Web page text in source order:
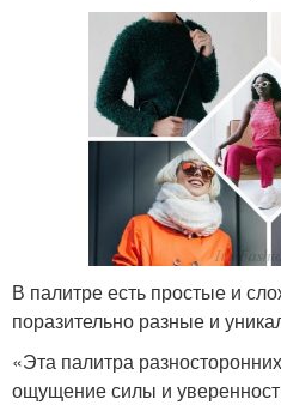
В палитре есть простые и
поразительно разные и
«Эта палитра
ощущение силы и